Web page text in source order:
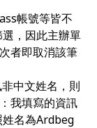
帳號等皆不
，因此主辦單
者即取消該筆
中文姓名，則
我填寫的資訊
名為Ardbeg